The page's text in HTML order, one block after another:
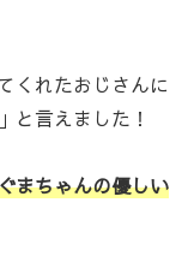
くれたおじさんに
と言えました！
まちゃんの優しい